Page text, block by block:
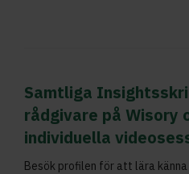
Samtliga
rådgivare på Wisory
individuella
Besök profilen för att lära